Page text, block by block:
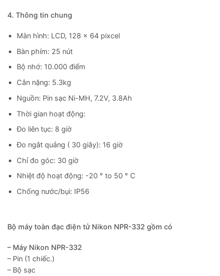
4. Thông tin chung
Màn hình: LCD, 128 x 64 pixcel
Bàn phím: 25 nút
Bộ nhớ: 10.000 điểm
Cân nặng: 5.3kg
Nguồn: Pin sạc Ni-MH, 7.2V, 3.8Ah
Thời gian hoạt động:
Đo liên tục: 8 giờ
Đo ngắt quảng ( 30 giây): 16 giờ
Chỉ đo góc: 30 giờ
Nhiệt độ hoạt động: -20 ° to 50 ° C
Chống nước/bụi: IP56
Bộ máy toàn đạc điện tử Nikon NPR-332 gồm có
– Máy Nikon NPR-332
– Pin (1 chiếc.)
– Bộ sạc